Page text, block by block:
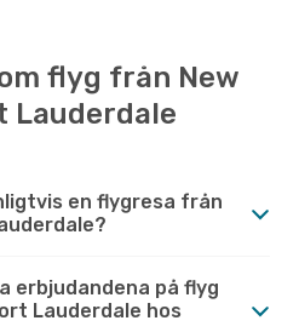
flyg från New
Lauderdale
en flygresa från
erbjudandena på flyg
Lauderdale hos